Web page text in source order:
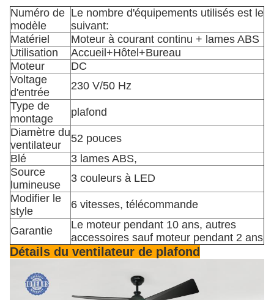
Numéro de
modèle
Le nombre d'équipements utilisés est le
suivant:
Matériel
Moteur à courant continu + lames ABS
Utilisation
Accueil+Hôtel+Bureau
Moteur
DC
Voltage
d'entrée
230 V/50 Hz
Type de
montage
plafond
Diamètre du
ventilateur
52 pouces
Blé
3 lames ABS,
Source
lumineuse
3 couleurs à LED
Modifier le
style
6 vitesses, télécommande
Garantie
Le moteur pendant 10 ans, autres
accessoires sauf moteur pendant 2 ans
Détails du ventilateur de plafond